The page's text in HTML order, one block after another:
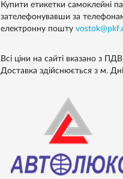
Купити етикетки самоклейні
зателефонувавши за
електронну пошту
Всі ціни на сайті вказано з
Доставка здійснюється з м.